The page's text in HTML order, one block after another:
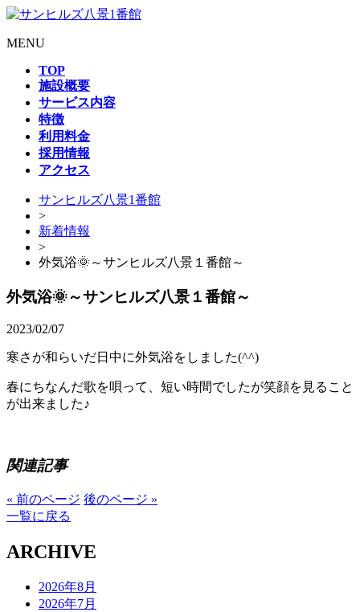
MENU
TOP
施設概要
サービス内容
特徴
利用料金
採用情報
アクセス
サンヒルズ八景1番館
>
新着情報
>
外気浴🌞～サンヒルズ八景１番館～
外気浴🌞～サンヒルズ八景１番館～
2023/02/07
寒さが和らいだ日中に外気浴をしました(^^)
春にちなんだ歌を唄って、短い時間でしたが笑顔を見ること
が出来ました♪
関連記事
« 前のページ 後のページ »
一覧に戻る
ARCHIVE
2026年8月
2026年7月